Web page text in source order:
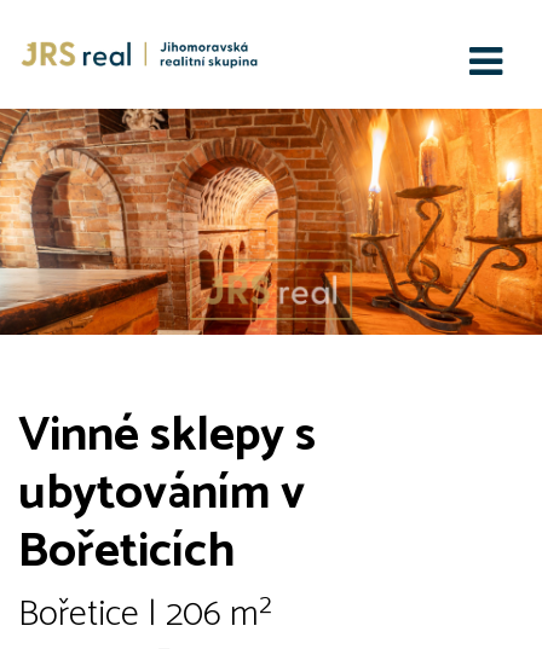
Vinné sklepy s
ubytováním v
Bořeticích
Bořetice | 206 m²